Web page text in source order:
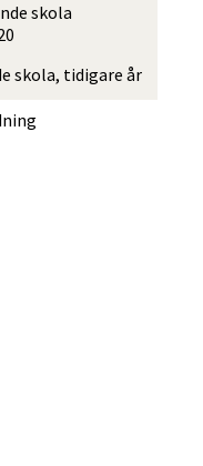
skola
skola, tidigare år